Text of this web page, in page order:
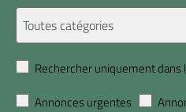
Rechercher uniquement dans
Annonces urgentes